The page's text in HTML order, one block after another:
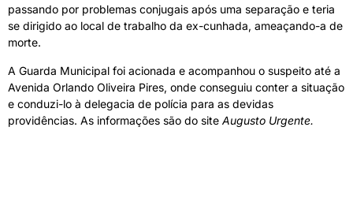
passando por problemas conjugais após uma separação e teria
se dirigido ao local de trabalho da ex-cunhada, ameaçando-a de
morte.
A Guarda Municipal foi acionada e acompanhou o suspeito até a
Avenida Orlando Oliveira Pires, onde conseguiu conter a situação
e conduzi-lo à delegacia de polícia para as devidas
providências. As informações são do site Augusto Urgente.